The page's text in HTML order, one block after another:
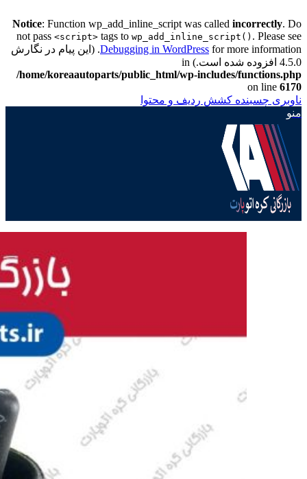
Notice: Function wp_add_inline_script was called incorrectly. Do
not pass <script> tags to wp_add_inline_script() . Please see
Debugging in WordPressfor more information. (این پیام در نگارش
4.5.0 افزوده شده است.) in
/home/koreaautoparts/public_html/wp-includes/functions.php
on line 6170
ناوبری چسبنده کشش ردیف و محتوا
منو